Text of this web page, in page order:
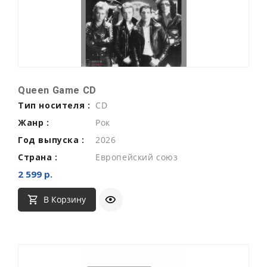
Queen Game CD
Тип носителя : CD
Жанр :
Рок
Год выпуска :
2026
Страна :
Европейский союз
2 599 р.
В Корзину